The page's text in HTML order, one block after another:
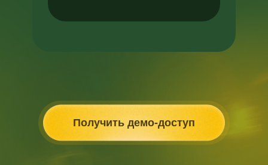
Получить демо-доступ